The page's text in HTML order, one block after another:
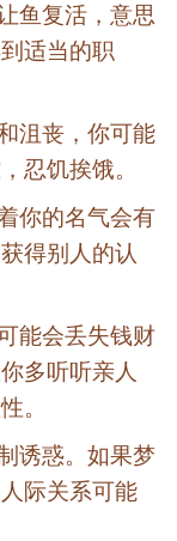
鱼复活，意思
适当的职
沮丧，你可能
忍饥挨饿。
你的名气会有
得别人的认
能会丢失钱财
多听听亲人
。
诱惑。如果梦
际关系可能